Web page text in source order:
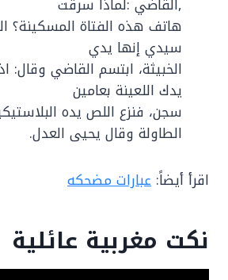
هاتف هذه الفتاة المسكينة؟
سيدي إنها يدي
الخبيثة، ابتسم القاضي
يدك اللعينة بعامين
سجن، فنزع اللص يده
الطاولة وقال يحيى العدل.
اقرأ أيضاً: عبارات مضحكه
نكت مغربية عائلية